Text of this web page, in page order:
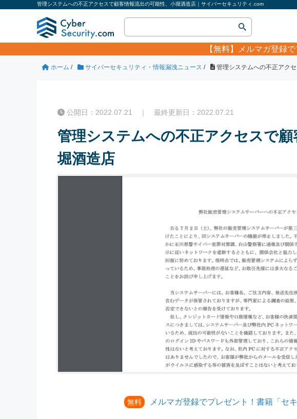
管理システムへの不正アクセスで顧客情報流出の可能性、小堀酒造店｜サイバーセキュリティ.com
【無料】 メルマガ登録
ホーム / サイバーセキュリティ・情報漏洩ニュース / 管理システムへの不正アク
公開日：2022.07.21 ｜ 最終更新日：2022.07.21
管理システムへの不正アクセスで
堀酒造店
無料 メルマガ登録でプレゼント！書籍「セ